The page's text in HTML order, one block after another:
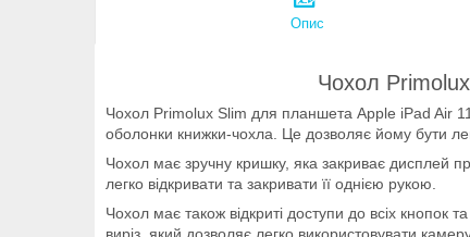
Опис
Чохол
Чохол Primolux Slim для планшета Apple iPad Air
оболонки книжки-чохла. Це дозволяє йому бути
Чохол має зручну кришку, яка закриває дисплей
легко відкривати та закривати її однією рукою.
Чохол має також відкриті доступи до всіх кнопок